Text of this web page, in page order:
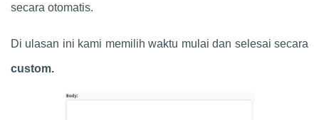
secara otomatis.
Di ulasan ini kami memilih waktu mulai dan selesai secara
custom.